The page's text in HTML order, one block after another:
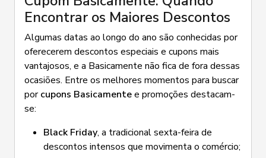
Encontrar os Maiores Descontos
Algumas datas ao longo do ano são conhecidas por
oferecerem descontos especiais e cupons mais
vantajosos, e a Basicamente não fica de fora dessas
ocasiões. Entre os melhores momentos para buscar
porcupons Basicamentee promoções destacam-
se:
Black Friday, a tradicional sexta-feira de
descontos intensos que movimenta o comércio;